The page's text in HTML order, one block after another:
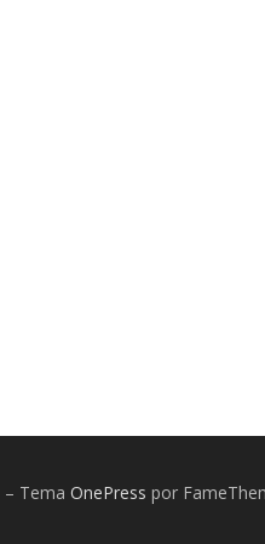
– Tema OnePress por